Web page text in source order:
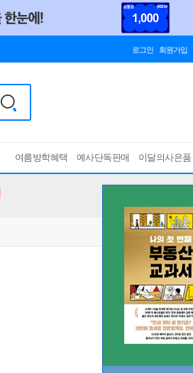
로그인 회원가입
여름방학혜택 예사단독판매 이달의사은품